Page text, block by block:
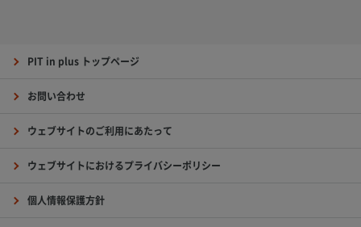
PIT in plus トップページ
お問い合わせ
ウェブサイトのご利用にあたって
ウェブサイトにおけるプライバシーポリシー
個人情報保護方針